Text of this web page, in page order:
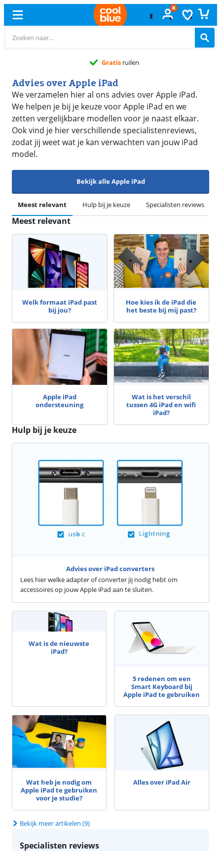
Gratis ruilen
Advies over Apple iPad
We verzamelen hier al ons advies over Apple iPad.
We helpen je bij je keuze voor Apple iPad en we
zetten vergelijkbare modellen voor je naast elkaar.
Ook vind je hier verschillende specialistenreviews,
zodat jij weet wat je kan verwachten van jouw iPad
model.
Bekijk alle Apple iPad
Meest relevant Hulp bij je keuze Specialisten reviews
Meest relevant
Welk formaat iPad past
bij jou?
Hoe kies ik de iPad die
het beste bij mij past?
Apple iPad
ondersteuning
Wat is het verschil
tussen 4G iPad en wifi
iPad?
Hulp bij je keuze
Advies over iPad converters
Lees hier welke adapter of converter jij nodig hebt om
accessoires op jouw Apple iPad aan te sluiten.
Wat is de nieuwste
iPad?
5 redenen om een
Smart Keyboard bij
Apple iPad te gebruiken
Wat heb je nodig om
Apple iPad te gebruiken
voor je studie?
Alles over iPad Air
Bekijk meer artikelen (9)
Specialisten reviews